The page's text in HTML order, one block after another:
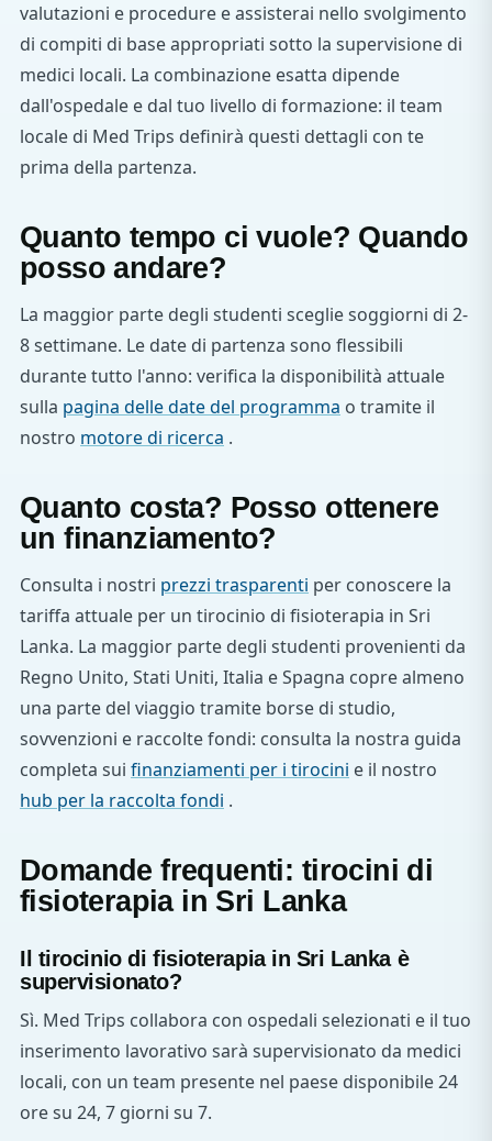
valutazioni e procedure e assisterai nello svolgimento
di compiti di base appropriati sotto la supervisione di
medici locali. La combinazione esatta dipende
dall'ospedale e dal tuo livello di formazione: il team
locale di Med Trips definirà questi dettagli con te
prima della partenza.
Quanto tempo ci vuole? Quando
posso andare?
La maggior parte degli studenti sceglie soggiorni di 2-
8 settimane. Le date di partenza sono flessibili
durante tutto l'anno: verifica la disponibilità attuale
sulla pagina delle date del programma o tramite il
nostro motore di ricerca .
Quanto costa? Posso ottenere
un finanziamento?
Consulta i nostri prezzi trasparenti per conoscere la
tariffa attuale per un tirocinio di fisioterapia in Sri
Lanka. La maggior parte degli studenti provenienti da
Regno Unito, Stati Uniti, Italia e Spagna copre almeno
una parte del viaggio tramite borse di studio,
sovvenzioni e raccolte fondi: consulta la nostra guida
completa sui finanziamenti per i tirocini e il nostro
hub per la raccolta fondi .
Domande frequenti: tirocini di
fisioterapia in Sri Lanka
Il tirocinio di fisioterapia in Sri Lanka è
supervisionato?
Sì. Med Trips collabora con ospedali selezionati e il tuo
inserimento lavorativo sarà supervisionato da medici
locali, con un team presente nel paese disponibile 24
ore su 24, 7 giorni su 7.